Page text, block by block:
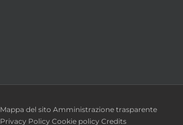
Mappa del sito Amministrazione trasparente
Privacy Policy Cookie policy Credits